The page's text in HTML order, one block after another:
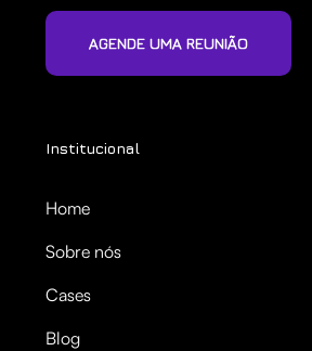
AGENDE UMA REUNIÃO
Institucional
Home
Sobre nós
Cases
Blog